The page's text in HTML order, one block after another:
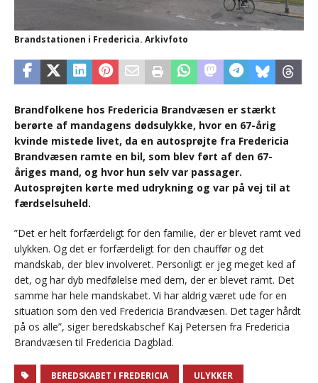
Brandstationen i Fredericia. Arkivfoto
Brandfolkene hos Fredericia Brandvæsen er stærkt
berørte af mandagens dødsulykke, hvor en 67-årig
kvinde mistede livet, da en autosprøjte fra Fredericia
Brandvæsen ramte en bil, som blev ført af den 67-
åriges mand, og hvor hun selv var passager.
Autosprøjten kørte med udrykning og var på vej til at
færdselsuheld.
”Det er helt forfærdeligt for den familie, der er blevet ramt ved
ulykken. Og det er forfærdeligt for den chauffør og det
mandskab, der blev involveret. Personligt er jeg meget ked af
det, og har dyb medfølelse med dem, der er blevet ramt. Det
samme har hele mandskabet. Vi har aldrig været ude for en
situation som den ved Fredericia Brandvæsen. Det tager hårdt
på os alle”, siger beredskabschef Kaj Petersen fra Fredericia
Brandvæsen til Fredericia Dagblad.
BEREDSKABET I FREDERICIA ULYKKER